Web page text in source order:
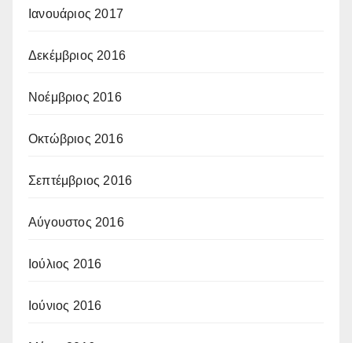
Ιανουάριος 2017
Δεκέμβριος 2016
Νοέμβριος 2016
Οκτώβριος 2016
Σεπτέμβριος 2016
Αύγουστος 2016
Ιούλιος 2016
Ιούνιος 2016